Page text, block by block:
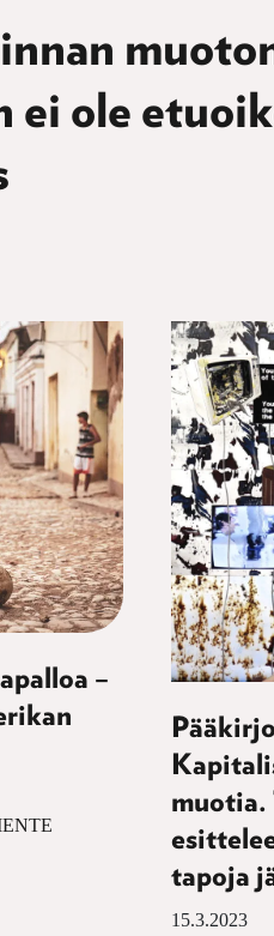
ei ole
–
muotia.
tapoja
15.3.2023